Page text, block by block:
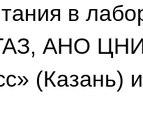
в
АНО
(Казань)